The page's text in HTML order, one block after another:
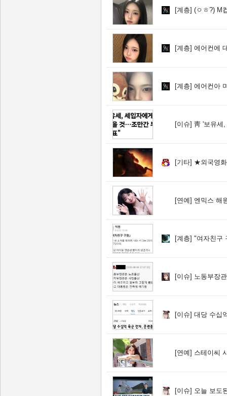
[계층] (ㅇㅎ?) M
[계층] 에어컨에
[계층] 에어컨아
[이슈] 靑 '보유세
[기타] ★외국영
[연예] 엔믹스 해원
[계층] "여자친구
[이슈] 노동부장관은 노조출신 산자
[이슈] 대당 수십억
[연예] 스테이씨
[이슈] 오늘 보도